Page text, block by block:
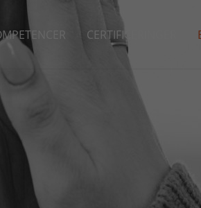
CERTIFICERINGER